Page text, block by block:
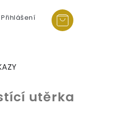
Přihlášení
utěrka